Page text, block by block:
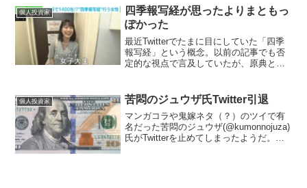
なり大きくなりました— あつまろ
(@atsumaro1) ...
個人投資家
四季報写経が思ったよりまともっ
ぽかった
最近Twitterでたまに目にしていた「四季
報写経」という概念。以前の記事でも否
定的な視点で言及していたが、原典と思
時起きで四季報を“写経”→1400社に到
達！ なぜ...
個人投資家 苦悶のジュウザ氏Twitter引退
マンガコラや鬼嫁ネタ（？）のツイで有
名だった苦悶のジュウザ(@kumonnojuza)
氏がTwitterを止めてしまったようだ。ア